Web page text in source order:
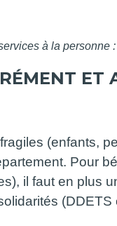
à la personne
ET
(enfants,
Pour
il faut en plus
(DDETS